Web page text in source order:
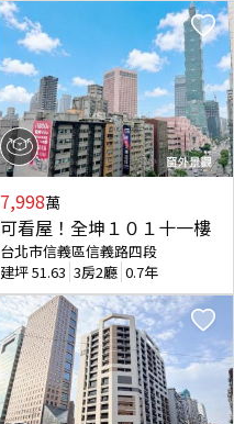
7,998萬
可看屋！全坤１０１十一樓
台北市信義區信義路四段
建坪51.63 3房2廳 0.7年